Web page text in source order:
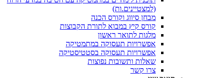
(למצטיינים.ות)
מבחן סיווג וקורס הכנה
קורס קיץ במבוא לתורת הקבוצות
מלגות לתואר ראשון
אפשרויות תעסוקה במתמטיקה
אפשרויות תעסוקה בסטטיסטיקה
שאלות ותשובות נפוצות
צרו קשר